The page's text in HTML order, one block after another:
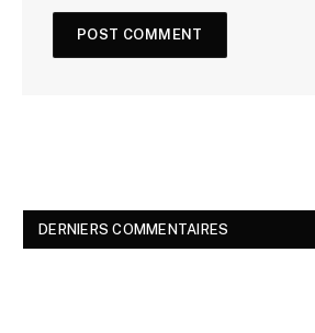
DERNIERS COMMENTAIRES